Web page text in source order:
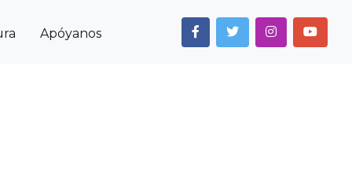
Apóyanos